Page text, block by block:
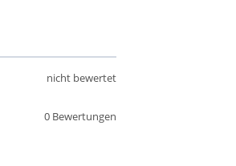
0 Bewertungen
nicht bewertet